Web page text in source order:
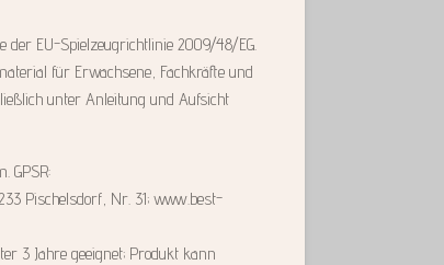
der EU-Spielzeugrichtlinie 2009/48/EG.
für Erwachsene, Fachkräfte und
unter Anleitung und Aufsicht
GPSR:
Pischelsdorf, Nr. 31; www.best-
3 Jahre geeignet; Produkt kann